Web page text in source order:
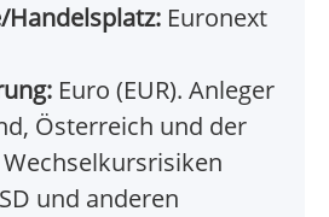
Euronext
Euro (EUR). Anleger
Österreich und der
und anderen